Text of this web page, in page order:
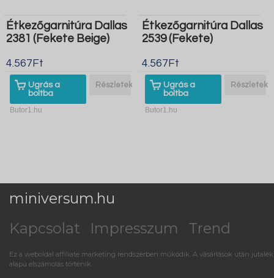
Étkezőgarnitúra Dallas
2381 (Fekete Beige)
4.567Ft
Ugrás a
boltba
Részletek
Butor1.hu
Étkezőgarnitúra Dallas
2539 (Fekete)
4.567Ft
Ugrás a
boltba
Részletek
Butor1.hu
miniversum.hu
Kapcsolat
Impresszum Trend
Ez a weboldal affiliate marketing rendszerben működik. A vásárlások után jutalék
alapú elszámolás történik.